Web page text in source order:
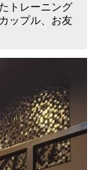
トレーニング
ップル、お友